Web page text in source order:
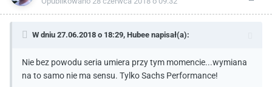
W dniu 27.06.2018 o 18:29, Hubee napisał(a):
Nie bez powodu seria umiera przy tym momencie...wymiana
na to samo nie ma sensu. Tylko Sachs Performance!